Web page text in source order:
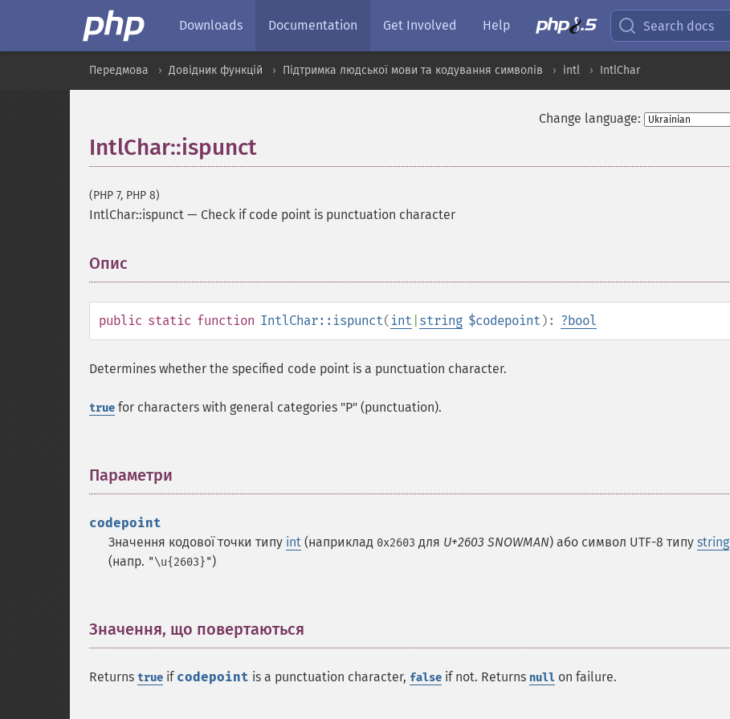
Downloads Documentation Get Involved Help Search docs
Передмова Довідник функцій Підтримка людської мови та кодування символів intl IntlChar
Change language:
IntlChar::ispunct
(PHP 7, PHP 8)
IntlChar::ispunct — Check if code point is punctuation character
Опис
public static function IntlChar::ispunct( int string $codepoint ): ?bool
Determines whether the specified code point is a punctuation character.
true for characters with general categories "P" (punctuation).
Параметри
codepoint
Значення кодової точки типу int (наприклад 0x2603 для U+2603 SNOWMAN) або символ UTF-8 типу string
(напр. "\u{2603}")
Значення, що повертаються
Returns true if codepoint is a punctuation character, false if not. Returns null on failure.